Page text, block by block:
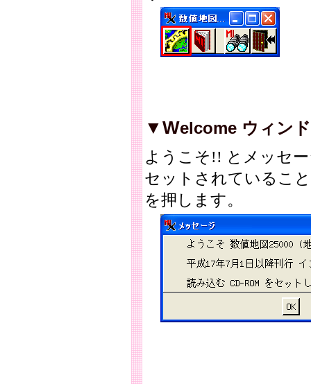
▼Welcome ウィン
ようこそ!! とメッセ
セットされているこ
を押します。